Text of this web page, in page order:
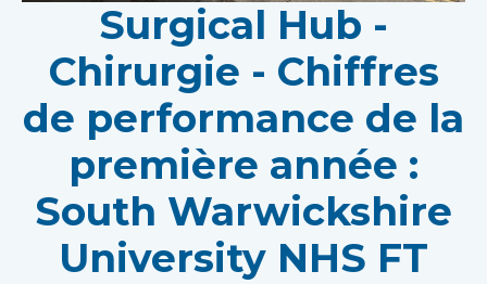
Surgical Hub -
Chirurgie - Chiffres
de performance de la
première année :
South Warwickshire
University NHS FT